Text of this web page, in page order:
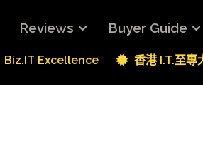
Reviews Buyer Guide
Biz.IT Excellence 香港 I.T.至專